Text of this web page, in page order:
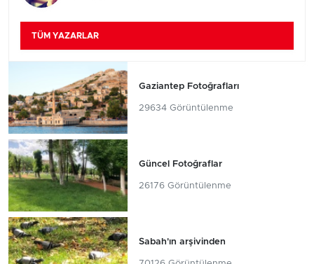
TÜM YAZARLAR
Gaziantep Fotoğrafları
29634 Görüntülenme
Güncel Fotoğraflar
26176 Görüntülenme
Sabah'ın arşivinden